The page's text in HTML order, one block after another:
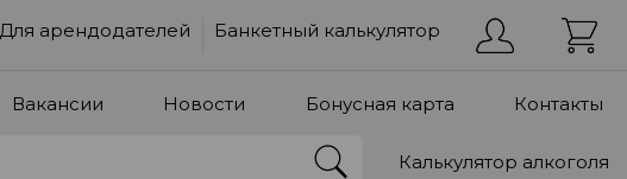
Для арендодателей Банкетный калькулятор
Вакансии Новости Бонусная карта Контакты
Калькулятор алкоголя